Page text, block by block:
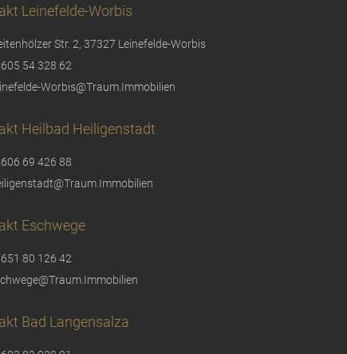
Leinefelde-Worbis
Str. 2, 37327 Leinefelde-Worbis
54 328 62
Worbis@Traum.Immobilien
Heilbad Heiligenstadt
69 426 88
Eschwege
80 126 42
Bad Langensalza